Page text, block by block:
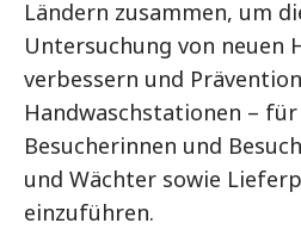
Ländern zusammen, um
Untersuchung von neuen
verbessern und
Handwaschstationen –
Besucherinnen und
und Wächter sowie
einzuführen.